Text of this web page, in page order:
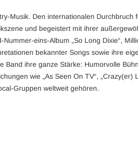
Musik. Den internationalen
und begeistert mit ihrer
eins-Album „So Long Dixie“,
bekannter Songs sowie ihre
ihre ganze Stärke: Humorvolle
wie „As Seen On TV“, „Crazy(er)
Gruppen weltweit gehören.